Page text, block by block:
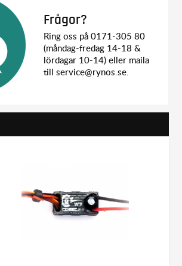
Frågor?
Ring oss på 0171-305 80
(måndag-fredag 14-18 &
lördagar 10-14) eller maila
till service@rynos.se.